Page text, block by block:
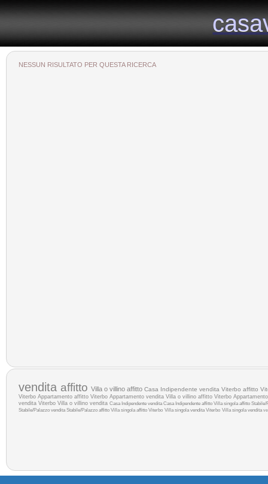
NESSUN RISULTATO PER QUESTA RICERCA
vendita affitto Villa o villino affitto Casa Indipendente vendita Viterbo affitto
Viterbo Appartamento affitto Viterbo Appartamento vendita Villa o villino affitto Viterbo
vendita Viterbo Villa o villino vendita Casa Indipendente venditaCasa Indipendente affitto Villa singola affitto Stabile/
Stabile/Palazzo venditaStabile/Palazzo affitto Villa singola affitto Viterbo Villa singola vendita Viterbo Villa singola vendita